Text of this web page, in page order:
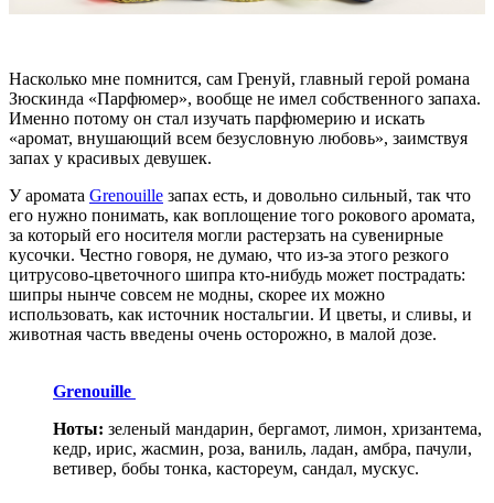
Насколько мне помнится, сам Гренуй, главный герой романа
Зюскинда «Парфюмер», вообще не имел собственного запаха.
Именно потому он стал изучать парфюмерию и искать
«аромат, внушающий всем безусловную любовь», заимствуя
запах у красивых девушек.
У аромата Grenouille запах есть, и довольно сильный, так что
его нужно понимать, как воплощение того рокового аромата,
за который его носителя могли растерзать на сувенирные
кусочки. Честно говоря, не думаю, что из-за этого резкого
цитрусово-цветочного шипра кто-нибудь может пострадать:
шипры нынче совсем не модны, скорее их можно
использовать, как источник ностальгии. И цветы, и сливы, и
животная часть введены очень осторожно, в малой дозе.
Grenouille
Ноты: зеленый мандарин, бергамот, лимон, хризантема,
кедр, ирис, жасмин, роза, ваниль, ладан, амбра, пачули,
ветивер, бобы тонка, кастореум, сандал, мускус.